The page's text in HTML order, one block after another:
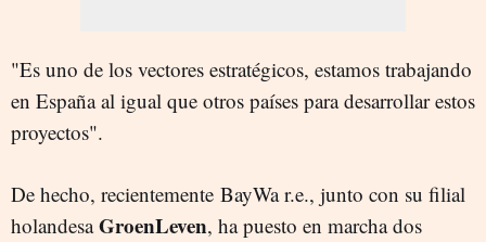
"Es uno de los vectores estratégicos, estamos trabajando
en España al igual que otros países para desarrollar estos
proyectos".
De hecho, recientemente BayWa r.e., junto con su filial
holandesaGroenLeven, ha puesto en marcha dos